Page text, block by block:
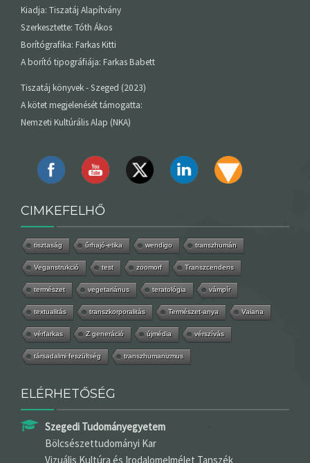
Kiadja: Tiszatáj Alapítvány
Szerkesztette: Tóth Ákos
Borítógrafika: Farkas Kitti
A borító tipográfiája: Farkas Babett
Tiszatáj könyvek - Szeged (2023)
A kötet megjelenését támogatta:
Nemzeti Kultúrális Alap (NKA)
CIMKEFELHŐ
tisztaság űrhajó-etika wendigo transzhumán
Veganstrukció test zoomorf Transzcendens
természet vegetariánus teratológia vámpír
textualitás transzkorporalitás Természet-anya Vaiana
vérfarkas Z generáció újmédia vérszívás
társadalmi feszültség transzhumanizmus
ELÉRHETŐSÉG
Szegedi Tudományegyetem
Bölcsészettudományi Kar
Vizuális Kultúra és Irodalomelmélet Tanszék